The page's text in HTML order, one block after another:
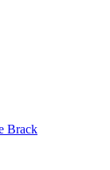
Brack